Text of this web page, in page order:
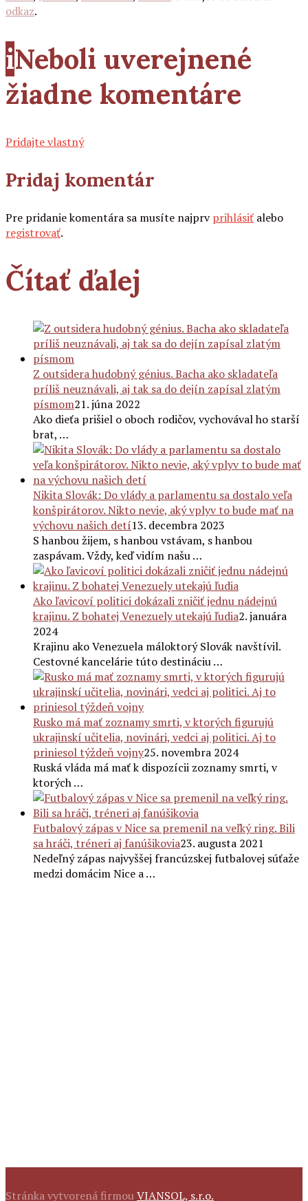
odkaz.
iNeboli uverejnené
žiadne komentáre
Pridajte vlastný
Pridaj komentár
Pre pridanie komentára sa musíte najprvprihlásiť alebo
registrovať.
Čítať ďalej
Z outsidera hudobný génius. Bacha ako skladateľa
príliš neuznávali, aj tak sa do dejín zapísal zlatým
písmom21. júna 2022
Ako dieťa prišiel o oboch rodičov, vychovával ho starší
brat, …
Nikita Slovák: Do vlády a parlamentu sa dostalo veľa
konšpirátorov. Nikto nevie, aký vplyv to bude mať na
výchovu našich detí13. decembra 2023
S hanbou žijem, s hanbou vstávam, s hanbou
zaspávam. Vždy, keď vidím našu …
Ako ľavicoví politici dokázali zničiť jednu nádejnú
krajinu. Z bohatej Venezuely utekajú ľudia2. januára
2024
Krajinu ako Venezuela máloktorý Slovák navštívil.
Cestovné kancelárie túto destináciu …
Rusko má mať zoznamy smrti, v ktorých figurujú
ukrajinskí učitelia, novinári, vedci aj politici. Aj to
priniesol týždeň vojny25. novembra 2024
Ruská vláda má mať k dispozícii zoznamy smrti, v
ktorých …
Futbalový zápas v Nice sa premenil na veľký ring. Bili
sa hráči, tréneri aj fanúšikovia23. augusta 2021
Nedeľný zápas najvyššej francúzskej futbalovej súťaže
medzi domácim Nice a …
Stránka vytvorená firmou VIANSOL, s.r.o.